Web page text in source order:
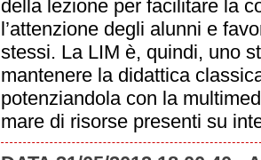
della lezione per facilitare la
l’attenzione degli alunni e
stessi. La LIM è, quindi, uno
mantenere la didattica
potenziandola con la
mare di risorse presenti su